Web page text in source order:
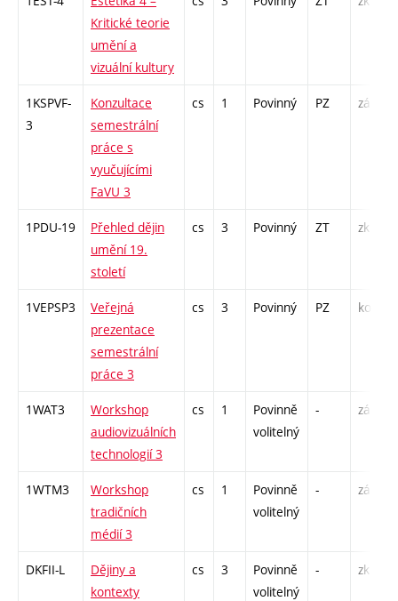
Kritické teorie
umění a
vizuální kultury
1KSPVF-
3
Konzultace
semestrální
práce s
vyučujícími
FaVU 3
cs 1 Povinný PZ zá
1PDU-19
Přehled dějin
umění 19.
století
cs 3 Povinný ZT zk
1VEPSP3
Veřejná
prezentace
semestrální
práce 3
cs 3 Povinný PZ kol
1WAT3
Workshop
audiovizuálních
technologií 3
cs 1
Povinně
volitelný
- zá
1WTM3
Workshop
tradičních
médií 3
cs 1
Povinně
volitelný
- zá
DKFII-L
Dějiny a
kontexty
cs 3
Povinně
volitelný
- zk